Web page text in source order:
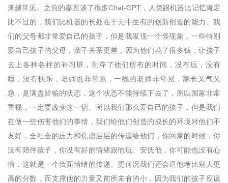
来越常见。之前的嘉宾谈了很多Chat-GPT，人类跟机器比记忆肯定
比不过的，我们比机器的长处在于无中生有的创新创造的能力。我
们的父母都非常爱自己的孩子，但是我发现一个怪现象，一些特别
爱自己孩子的父母，亲子关系更差，因为他们花了很多钱，让孩子
去上各种各样的补习班，剥夺了他们所有的时间，没有玩，没有
睡，没有快乐，老师也非常累，一线的老师非常累，家长又气又
急，是满盘皆输的状态，这个状态不能持续下去了，所以国家非常
重视，一定要改变这一切。所以我们那么爱自己的孩子，但是我们
在做一些伤害他们的事情，我们给他们创造的成长的环境对他们不
友好，全社会的压力和焦虑层层的传递给他们，你回家的时候，你
没有陪伴孩子，你没有好的情绪跟他玩、安抚他，你可能也没有心
情，这就是一个负面情绪的传递。更何况我们还会逼他考比别人更
高的分数，而支撑他的力量又前所未有的小，因为我们的孩子应该